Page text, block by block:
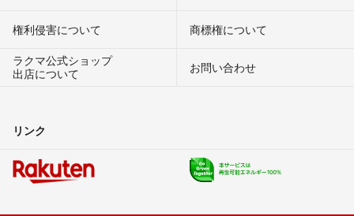
権利侵害について
商標権について
ラクマ公式ショップ
出店について
お問い合わせ
リンク